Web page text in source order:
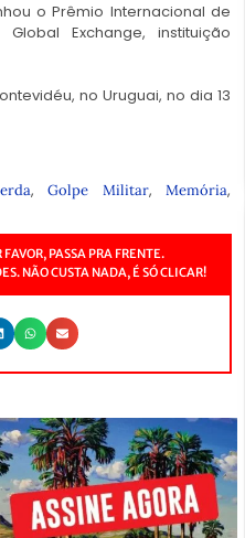
o Prêmio Internacional de
Exchange, instituição
no Uruguai, no dia 13
,Golpe Militar,Memória,
PASSA PRA FRENTE.
NÃO CUSTA NADA, É SÓ CLICAR!